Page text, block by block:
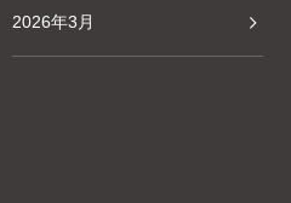
2026年3月